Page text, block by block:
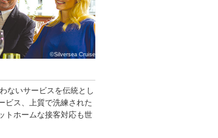
©Silversea Cruise
ないサービスを伝統とし
ビス、上質で洗練された
トホームな接客対応も世